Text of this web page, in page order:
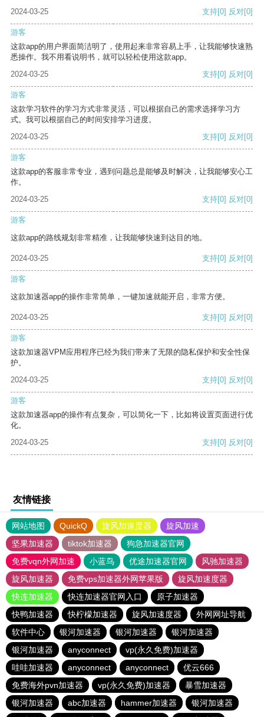
2024-03-25 支持[0] 反对[0]
游客
这款app的用户界面简洁明了，使用起来非常容易上手，让我能够快速熟
悉操作。我不用看说明书，就可以轻松使用这款app。
2024-03-25
支持[0] 反对[0]
游客
这款学习软件的学习方式非常灵活，可以根据自己的需求选择学习方
式。我可以根据自己的时间安排学习进度。
2024-03-25
支持[0] 反对[0]
游客
这款app的客服非常专业，遇到问题总是能够及时解决，让我能够安心工
作。
2024-03-25
支持[0] 反对[0]
游客
这款app的路线规划非常精准，让我能够快速到达目的地。
2024-03-25 支持[0] 反对[0]
游客
这款加速器app的操作非常简单，一键加速就能开启，非常方便。
2024-03-25 支持[0] 反对[0]
游客
这款加速器VPM应用程序已经为我们带来了无限的隐私保护和安全性保
护。
2024-03-25
支持[0] 反对[0]
游客
这款加速器app的操作有点复杂，可以简化一下，比如将设置页面进行优
化。
2024-03-25
支持[0] 反对[0]
友情链接
网站地图 QuickQ 旋风加速度器
旋风加速
坚果加速器
tiktok加速器
狗急加速器官网
免费vqn外网加速
小蓝鸟 优途加速器官网
风驰加速器
旋风加速器
免费vps加速器外网苹果版
旋风加速度器
快连加速器
快连加速器官网入口
原子加速器
快鸭加速器
快柠檬加速器 旋风加速度器
外网网址导航
软件中心
银河加速器 银河加速器
银河加速器
银河加速器
anyconnect
vp(永久免费)加速器
哇哇加速器
anyconnect anyconnect
优云666
免费海外pvn加速器
vp(永久免费)加速器
暴雪加速器
银河加速器
abc加速器 hammer加速器
银河加速器